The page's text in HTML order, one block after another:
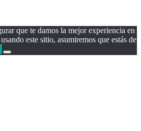
que te damos la mejor experiencia en
este sitio, asumiremos que estás de